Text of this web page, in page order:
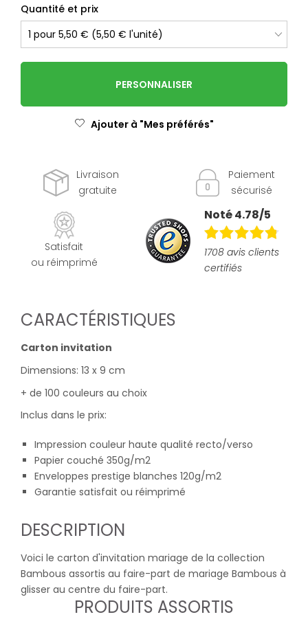
Quantité et prix
PERSONNALISER
Ajouter à "Mes préférés"
Livraison
gratuite
Paiement
sécurisé
Satisfait
ou réimprimé
Noté 4.78/5
1708 avis clients
certifiés
CARACTÉRISTIQUES
Carton invitation
Dimensions: 13 x 9 cm
+ de 100 couleurs au choix
Inclus dans le prix:
Impression couleur haute qualité recto/verso
Papier couché 350g/m2
Enveloppes prestige blanches 120g/m2
Garantie satisfait ou réimprimé
DESCRIPTION
Voici le carton d'invitation mariage de la collection
Bambous assortis au faire-part de mariage Bambous à
glisser au centre du faire-part.
PRODUITS ASSORTIS